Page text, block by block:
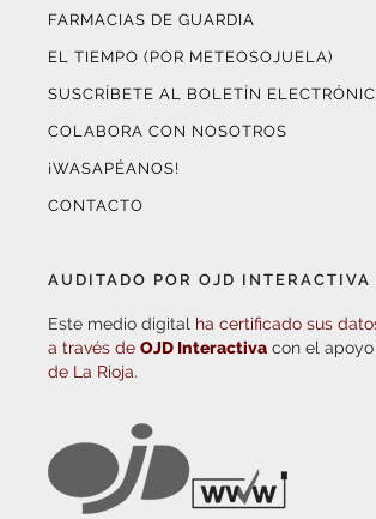
FARMACIAS DE GUARDIA
EL TIEMPO (POR METEOSOJUELA)
SUSCRÍBETE AL BOLETÍN
COLABORA CON NOSOTROS
¡WASAPÉANOS!
CONTACTO
AUDITADO POR OJD INTERACTIVA
Este medio digital ha certificado sus
a través de OJD Interactiva con el apoyo
de La Rioja.